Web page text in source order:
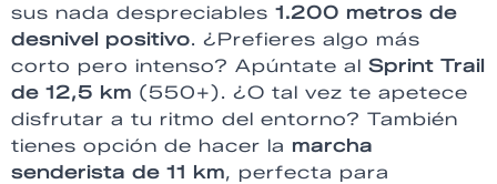
sus nada despreciables 1.200 metros de
desnivel positivo. ¿Prefieres algo más
corto pero intenso? Apúntate al Sprint Trail
de 12,5 km (550+). ¿O tal vez te apetece
disfrutar a tu ritmo del entorno? También
tienes opción de hacer la marcha
senderista de 11 km, perfecta para